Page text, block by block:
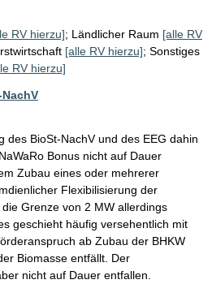
RV hierzu]; Ländlicher Raum [alle RV
[alle RV hierzu]; Sonstiges
RV hierzu]
des BioSt-NachV und des EEG dahin
Bonus nicht auf Dauer
Zubau eines oder mehrerer
Flexibilisierung der
Grenze von 2 MW allerdings
geschieht häufig versehentlich mit
ab Zubau der BHKW
Biomasse entfällt. Der
nicht auf Dauer entfallen.